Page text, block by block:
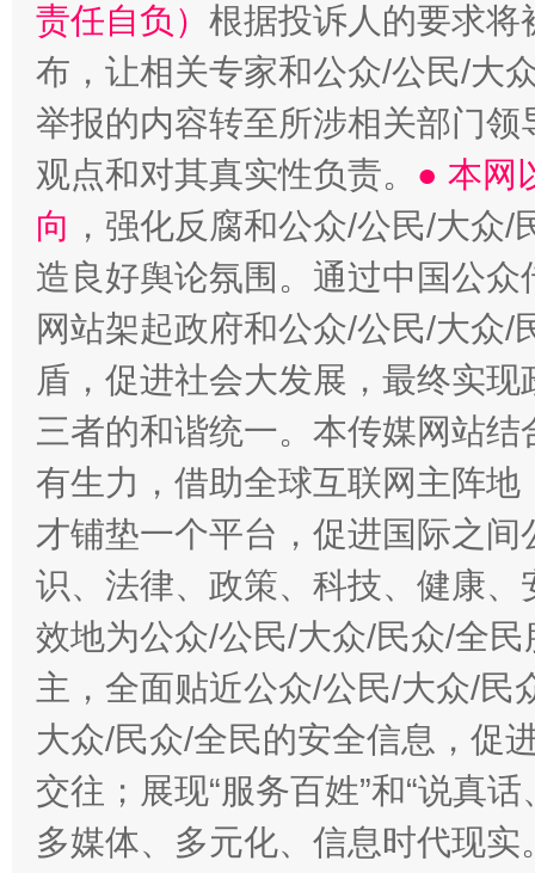
责任自负） 根据投诉人的要求将
布，让相关专家和公众/公民/大
举报的内容转至所涉相关部门
观点和对其真实性负责。 ● 本网
向 ，强化反腐和公众/公民/大众
造良好舆论氛围。通过中国公
网站架起政府和公众/公民/大众
盾，促进社会大发展，最终实
三者的和谐统一。本传媒网站
有生力，借助全球互联网主阵
才铺垫一个平台，促进国际之
识、法律、政策、科技、健康
效地为公众/公民/大众/民众/全
主，全面贴近公众/公民/大众/民
大众/民众/全民的安全信息，促
交往；展现“服务百姓”和“说真
多媒体、多元化、信息时代现实